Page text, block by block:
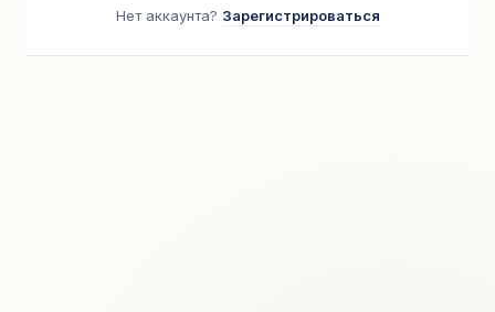
Нет аккаунта? Зарегистрироваться